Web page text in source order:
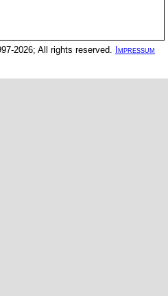
2026; All rights reserved. Impressum